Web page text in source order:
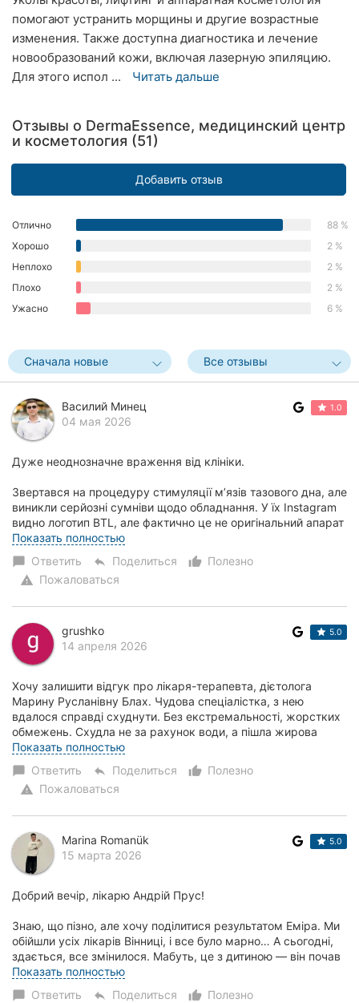
Николаев
Херсон
Полтава
Черкассы
Ивано-
Франковск
Карпаты
помогают устранить морщины и другие возрастные
изменения. Также доступна диагностика и лечение
новообразований кожи, включая лазерную эпиляцию.
Для этого испол ...
Читать дальше
Отзывы о DermaEssence, медицинский центр
и косметология (51)
Добавить отзыв
Отлично
88 %
Хорошо
2 %
Неплохо
2 %
Плохо
2 %
Ужасно
6 %
Сначала новые Все отзывы
Василий Минец
04 мая 2026
1.0
Дуже неоднозначне враження від клініки.
Звертався на процедуру стимуляції м’язів тазового дна, але
виникли серйозні сумніви щодо обладнання. У їх Instagram
видно логотип BTL, але фактично це не оригінальний апарат
BTL EMSELLA, а пристрій, який лише...
Показать полностью
chat_bubble Ответить reply Поделиться thumb_up_alt
Полезно
warning Пожаловаться
grushko
14 апреля 2026
5.0
Хочу залишити відгук про лікаря-терапевта, дієтолога
Марину Русланівну Блах. Чудова спеціалістка, з нею
вдалося справді схуднути. Без екстремальності, жорстких
обмежень. Схудла не за рахунок води, а пішла жирова
тканина. Лікарка добра, уважна, профес...
Показать полностью
chat_bubble Ответить reply Поделиться thumb_up_alt
Полезно
warning Пожаловаться
Marina Romanük
15 марта 2026
5.0
Добрий вечір, лікарю Андрій Прус!
Знаю, що пізно, але хочу поділитися результатом Еміра. Ми
обійшли усіх лікарів Вінниці, і все було марно… А сьогодні,
здається, все змінилося. Мабуть, це з дитиною — він почав
цей місяць їсти як усі діти, раніше їв...
Показать полностью
chat_bubble Ответить reply Поделиться thumb_up_alt
Полезно